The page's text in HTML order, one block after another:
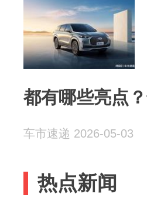
都有哪些亮点
车市速递 2026-05-03
热点新闻